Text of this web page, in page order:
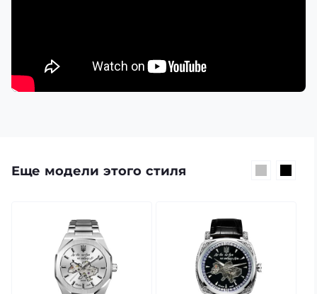
Еще модели этого стиля